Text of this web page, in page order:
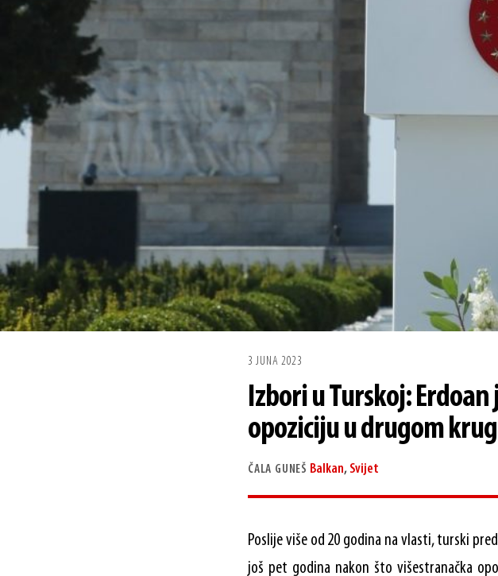
3 JUNA 2023
Izbori u Turskoj:
opoziciju u drugom
ČALA GUNEŠ Balkan, Svijet
Poslije više od 20 godina na vlasti, turski
još pet godina nakon što višestranačka